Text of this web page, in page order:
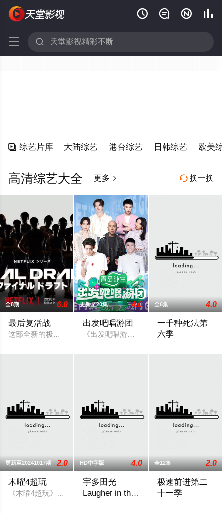
   
 
 综艺片库 大陆综艺 港台综艺 日韩综艺 欧美
 换一换
高清综艺大全 更多 
全8期 6.0
最后复活战
这部全新的极限体能真人秀节目邀请25位当初被迫或自愿退场
更新至20集 4.0
出发吧唱游团
《出发吧唱游团》第二季清凉开唱！主
全6集 4.0
一千种死法第
六季
更新至20241017期 2.0
木曜4超玩
《木曜4超玩》（英语：Muyao 4 Super Playing），是由麦卡贝
HD中字版 4.0
宇多田光
Laugher in the
全12集 2.0
极速前进第二
十一季